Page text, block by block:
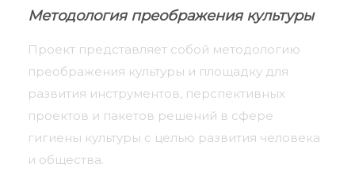
Методология преображения культуры
Проект представляет собой методологию
преображения культуры и площадку для
развития инструментов, перспективных
проектов и пакетов решений в сфере
гигиены культуры с целью развития человека
и общества.